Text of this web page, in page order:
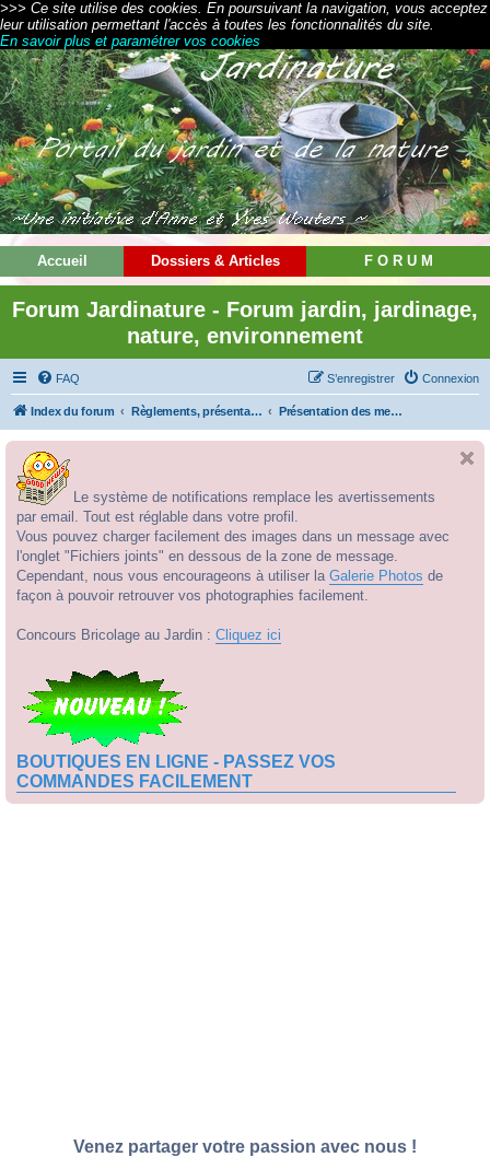
>>> Ce site utilise des cookies. En poursuivant la navigation, vous acceptez
leur utilisation permettant l'accès à toutes les fonctionnalités du site.
En savoir plus et paramétrer vos cookies
Accueil Dossiers & Articles F O R U M
Forum Jardinature - Forum jardin, jardinage,
nature, environnement
FAQ Connexion
S’enregistrer
Index du forum Règlements, présentations et modes d'emploi Présentation des membres
Le système de notifications remplace les avertissements
par email. Tout est réglable dans votre profil.
Vous pouvez charger facilement des images dans un message avec
l'onglet "Fichiers joints" en dessous de la zone de message.
Cependant, nous vous encourageons à utiliser la Galerie Photos de
façon à pouvoir retrouver vos photographies facilement.
Concours Bricolage au Jardin : Cliquez ici
BOUTIQUES EN LIGNE - PASSEZ VOS
COMMANDES FACILEMENT
Venez partager votre passion avec nous !